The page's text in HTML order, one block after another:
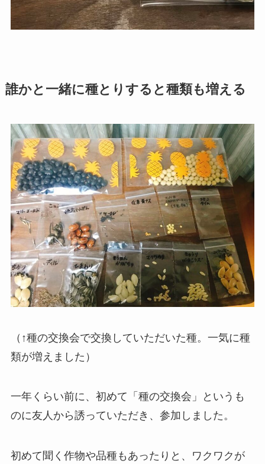
誰かと一緒に種とりすると種類も増える
（↑種の交換会で交換していただいた種。一気に種
類が増えました）
一年くらい前に、初めて「種の交換会」というも
のに友人から誘っていただき、参加しました。
初めて聞く作物や品種もあったりと、ワクワクが